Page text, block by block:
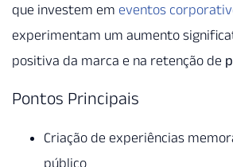
que investem em eventos
experimentam um aumento
positiva da marca e na retenção de
Pontos Principais
Criação de experiências
público